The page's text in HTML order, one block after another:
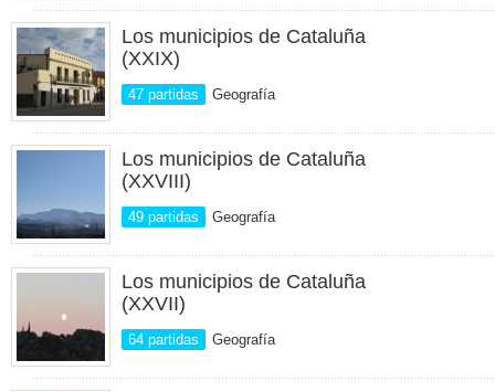
Los municipios de Cataluña
(XXIX)
47 partidas Geografía
Los municipios de Cataluña
(XXVIII)
49 partidas Geografía
Los municipios de Cataluña
(XXVII)
64 partidas Geografía